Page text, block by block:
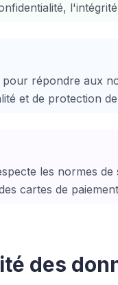
répondre aux
et de protection
les normes
cartes de
des